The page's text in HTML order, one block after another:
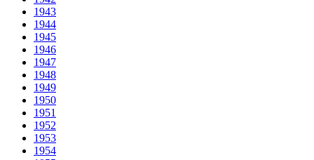
1943
1944
1945
1946
1947
1948
1949
1950
1951
1952
1953
1954